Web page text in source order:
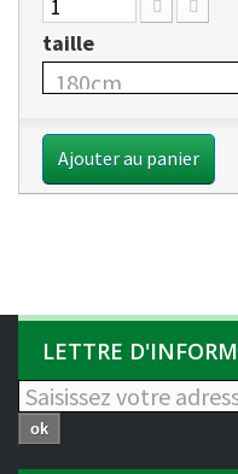
taille
Ajouter au panier
LETTRE
ok